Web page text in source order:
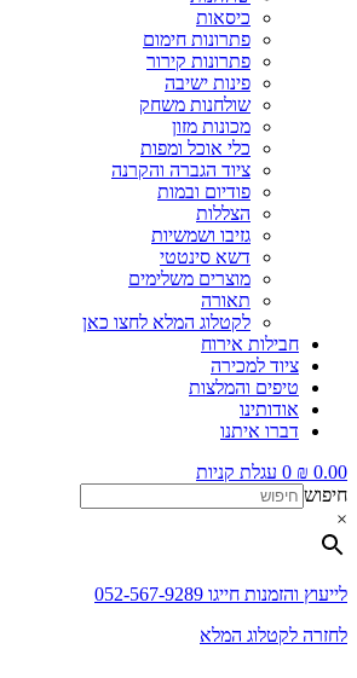
כיסאות
פתרונות חימום
פתרונות קירור
פינות ישיבה
שולחנות משחק
מכונות מזון
כלי אוכל ומפות
ציוד הגברה והקרנה
פודיום ובמות
הצללות
גזיבו ושמשיות
דשא סינטטי
מוצרים משלימים
תאורה
לקטלוג המלא לחצו כאן
חבילות אירוח
ציוד למכירה
טיפים והמלצות
אודותינו
דברו איתנו
₪ 0.00
0 עגלת קניות
חיפוש
×
לייעוץ והזמנות חייגו 052-567-9289
לחזרה לקטלוג המלא